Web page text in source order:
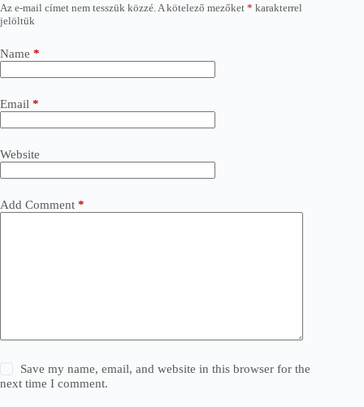
Az e-mail címet nem tesszük közzé. A kötelező mezőket * karakterrel
jelöltük
Name *
Email *
Website
Add Comment *
Save my name, email, and website in this browser for the
next time I comment.